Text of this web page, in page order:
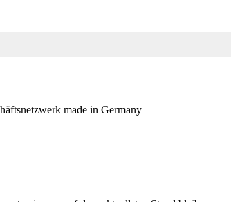
made in Germany